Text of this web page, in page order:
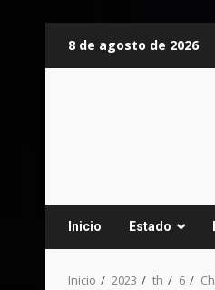
8 de agosto de 2026
Inicio Estado
Inicio 2023 th 6